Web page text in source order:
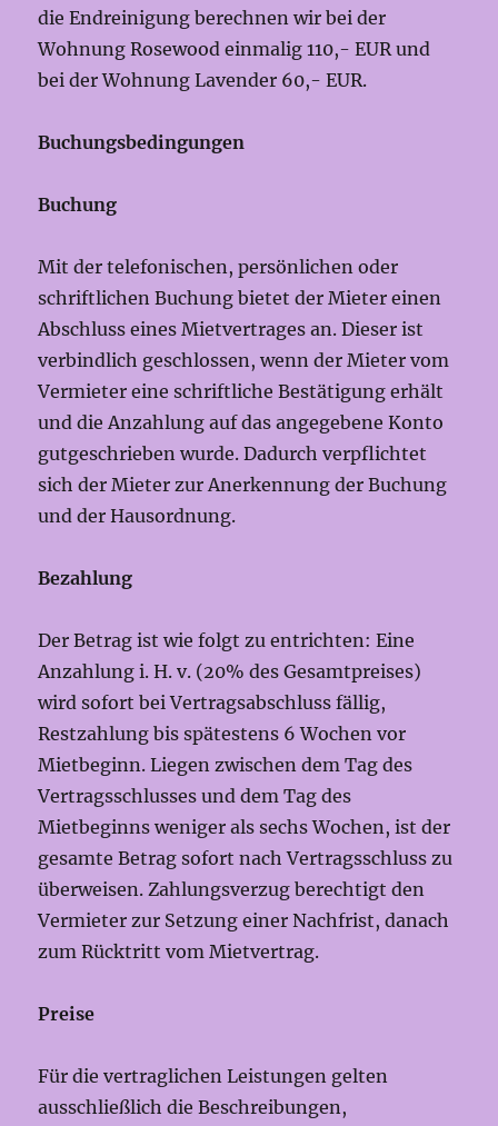
die Endreinigung berechnen wir bei der
Wohnung Rosewood einmalig 110,- EUR und
bei der Wohnung Lavender 60,- EUR.
Buchungsbedingungen
Buchung
Mit der telefonischen, persönlichen oder
schriftlichen Buchung bietet der Mieter einen
Abschluss eines Mietvertrages an. Dieser ist
verbindlich geschlossen, wenn der Mieter vom
Vermieter eine schriftliche Bestätigung erhält
und die Anzahlung auf das angegebene Konto
gutgeschrieben wurde. Dadurch verpflichtet
sich der Mieter zur Anerkennung der Buchung
und der Hausordnung.
Bezahlung
Der Betrag ist wie folgt zu entrichten: Eine
Anzahlung i. H. v. (20% des Gesamtpreises)
wird sofort bei Vertragsabschluss fällig,
Restzahlung bis spätestens 6 Wochen vor
Mietbeginn. Liegen zwischen dem Tag des
Vertragsschlusses und dem Tag des
Mietbeginns weniger als sechs Wochen, ist der
gesamte Betrag sofort nach Vertragsschluss zu
überweisen. Zahlungsverzug berechtigt den
Vermieter zur Setzung einer Nachfrist, danach
zum Rücktritt vom Mietvertrag.
Preise
Für die vertraglichen Leistungen gelten
ausschließlich die Beschreibungen,